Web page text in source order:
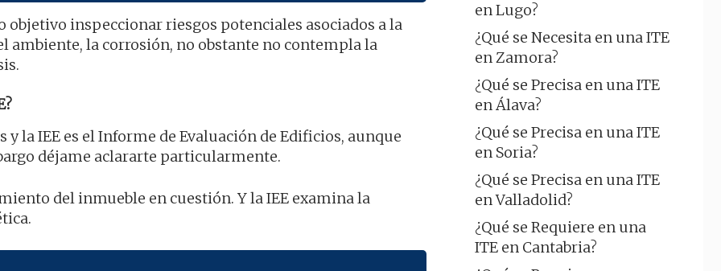
inspeccionar riesgos potenciales asociados a la
ambiente, la corrosión, no obstante no contempla la
y la IEE es el Informe de Evaluación de Edificios, aunque
déjame aclararte particularmente.
del inmueble en cuestión. Y la IEE examina la
en Lugo?
¿Qué se Necesita en una ITE
en Zamora?
¿Qué se Precisa en una ITE
en Álava?
¿Qué se Precisa en una ITE
en Soria?
¿Qué se Precisa en una ITE
en Valladolid?
¿Qué se Requiere en una
ITE en Cantabria?